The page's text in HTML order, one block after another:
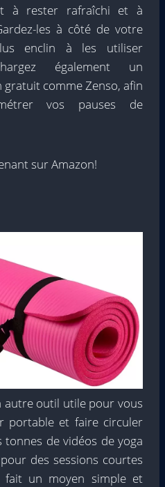
à rester rafraîchi et à
les à côté de votre
enclin à les utiliser
également un
comme Zenso, afin
vos pauses de
sur Amazon!
autre outil utile pour vous
portable et faire circuler
de vidéos de yoga
des sessions courtes
un moyen simple et